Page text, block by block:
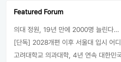
Featured Forum
의대 정원, 19년 만에 2000명 늘린다
[단독] 2028개편 이후 서울대 입시 어